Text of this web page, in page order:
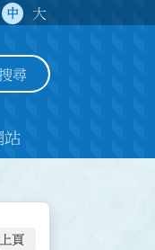
中 大
尋
站
頁